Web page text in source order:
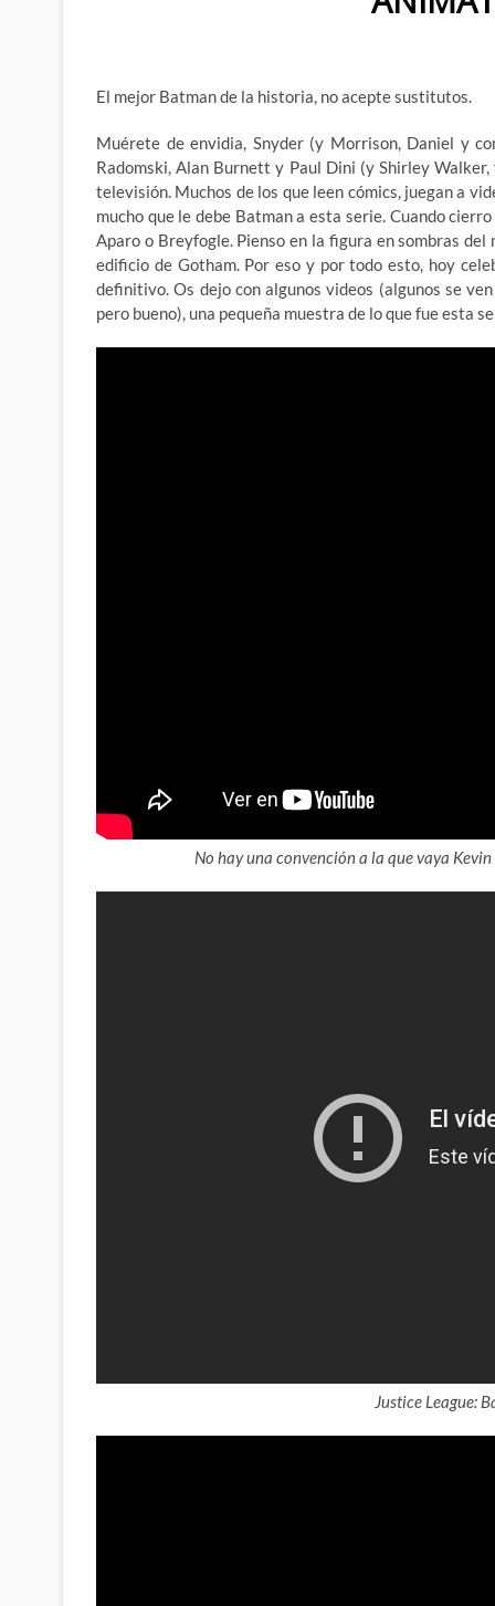
El mejor Batman de la historia, no acepte sustitutos.
Muérete de envidia, Snyder (y Morrison, Daniel y
Radomski, Alan Burnett y Paul Dini (y Shirley
televisión. Muchos de los que leen cómics, juegan a
mucho que le debe Batman a esta serie. Cuando
Aparo o Breyfogle. Pienso en la figura en sombras
edificio de Gotham. Por eso y por todo esto, hoy
definitivo. Os dejo con algunos videos (algunos se
pero bueno), una pequeña muestra de lo que fue esta
No hay una convención a la que vaya
Justice League: